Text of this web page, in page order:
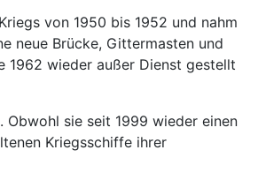
von 1950 bis 1952 und nahm
neue Brücke, Gittermasten und
1962 wieder außer Dienst gestellt
sie seit 1999 wieder einen
Kriegsschiffe ihrer